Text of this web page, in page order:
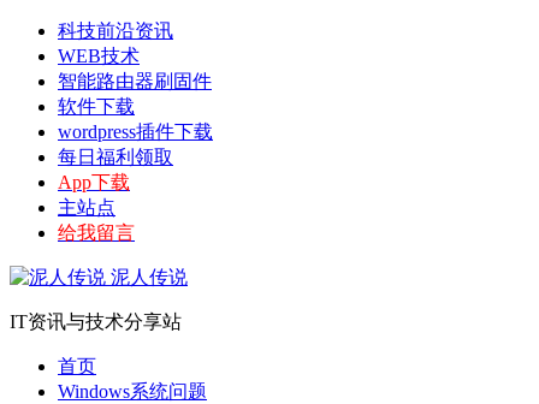
科技前沿资讯
WEB技术
智能路由器刷固件
软件下载
wordpress插件下载
每日福利领取
App下载
主站点
给我留言
泥人传说
IT资讯与技术分享站
首页
Windows系统问题